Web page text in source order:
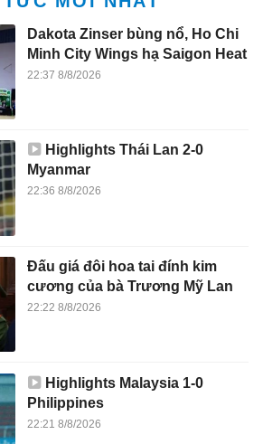
Dakota Zinser bùng nổ, Ho Chi
Minh City Wings hạ Saigon Heat
22:37 8/8/2026
Highlights Thái Lan 2-0
Myanmar
22:36 8/8/2026
Đấu giá đôi hoa tai đính kim
cương của bà Trương Mỹ Lan
22:22 8/8/2026
Highlights Malaysia 1-0
Philippines
22:21 8/8/2026